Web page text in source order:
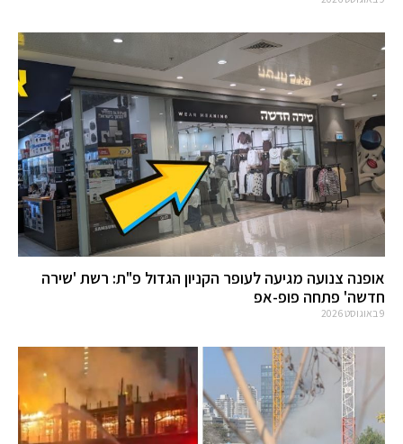
אופנה צנועה מגיעה לעופר הקניון הגדול פ"ת: רשת 'שירה
חדשה' פתחה פופ-אפ
9 באוגוסט 2026